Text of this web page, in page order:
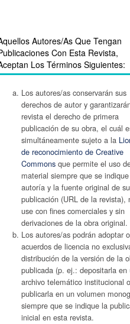
Autores/as Que Tengan
Con Esta Revista,
Los Términos Siguientes:
Los autores/as conservarán sus
derechos de autor y
revista el derecho de primera
publicación de su obra, el cuál
simultáneamente sujeto a la
de reconocimiento de Creative
Commons que permite el uso
material siempre que se
autoría y la fuente original de su
publicación (URL de la revista),
use con fines comerciales y sin
derivaciones de la obra original.
Los autores/as podrán adoptar
acuerdos de licencia no
distribución de la versión de la
publicada (p. ej.: depositarla en
archivo telemático institucional
publicarla en un volumen
siempre que se indique la
inicial en esta revista.